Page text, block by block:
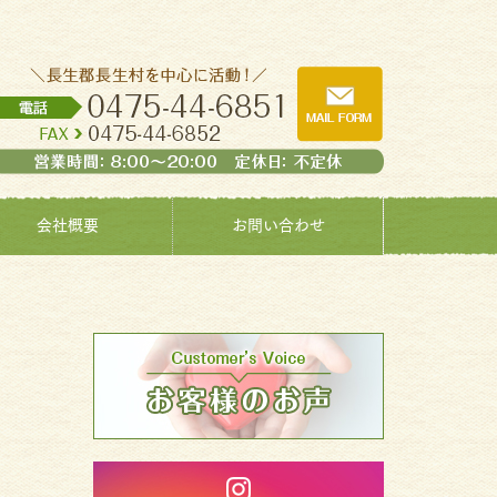
会社概要 お問い合わせ